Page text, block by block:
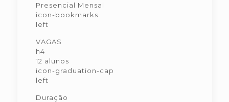
Presencial Mensal
icon-bookmarks
left
VAGAS
h4
12 alunos
icon-graduation-cap
left
Duração